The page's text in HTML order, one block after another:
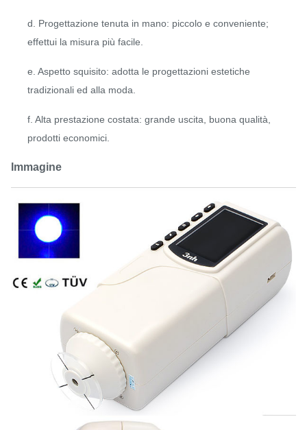
d. Progettazione tenuta in mano: piccolo e conveniente;
effettui la misura più facile.
e. Aspetto squisito: adotta le progettazioni estetiche
tradizionali ed alla moda.
f. Alta prestazione costata: grande uscita, buona qualità,
prodotti economici.
Immagine